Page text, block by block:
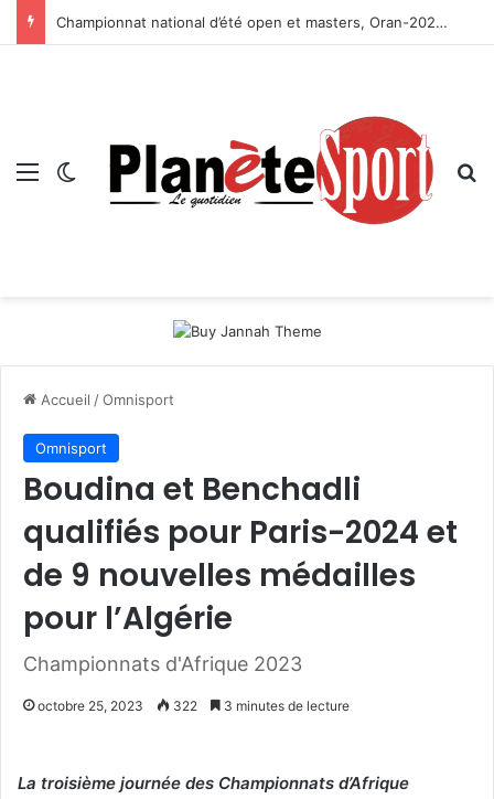
Championnat national d’été open et masters, Oran-2026 — Le CRB s’adjuge le titre
Menu Switch skin
Accueil /Omnisport
Omnisport
Boudina et Benchadli
qualifiés pour Paris-2024 et
de 9 nouvelles médailles
pour l’Algérie
Championnats d'Afrique 2023
octobre 25, 2023 322 3 minutes de lecture
La troisième journée des Championnats d’Afrique